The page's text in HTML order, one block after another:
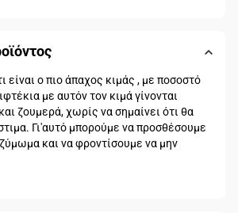
είναι ο πιο άπαχος κιμάς , με ποσοστό
με αυτόν τον κιμά γίνονται
ζουμερά, χωρίς να σημαίνει ότι θα
Γι'αυτό μπορούμε να προσθέσουμε
και να φροντίσουμε να μην